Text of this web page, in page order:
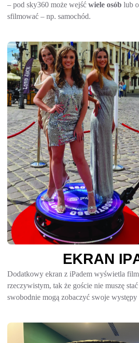
– pod sky360 może wejść wiele osób lub
sfilmować – np. samochód.
EKRAN IP
Dodatkowy ekran z iPadem wyświetla
rzeczywistym, tak że goście nie muszę
swobodnie mogą zobaczyć swoje